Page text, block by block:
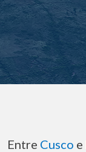
Entre Cusco e